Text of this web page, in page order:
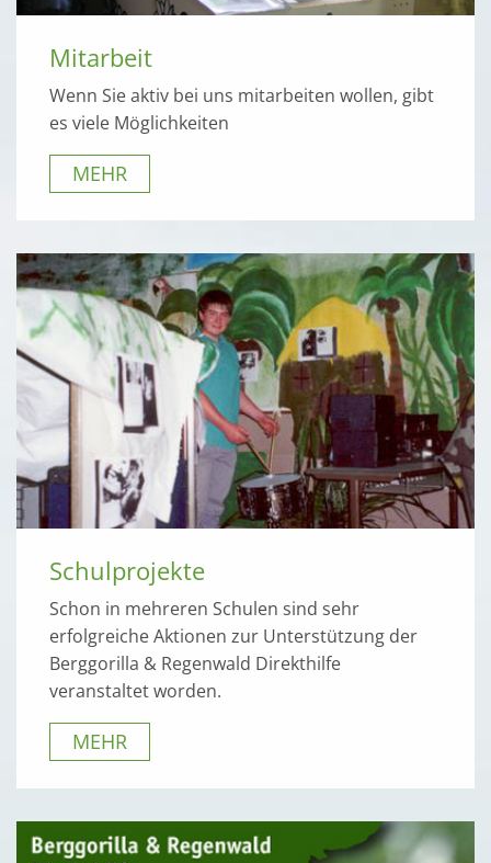
Mitarbeit
Wenn Sie aktiv bei uns mitarbeiten wollen, gibt
es viele Möglichkeiten
MEHR
Schulprojekte
Schon in mehreren Schulen sind sehr
erfolgreiche Aktionen zur Unterstützung der
Berggorilla & Regenwald Direkthilfe
veranstaltet worden.
MEHR